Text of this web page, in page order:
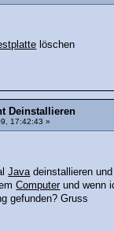
löschen
Deinstallieren
17:42:43 »
Java deinstallieren
Computerund wenn
gefunden? Gruss